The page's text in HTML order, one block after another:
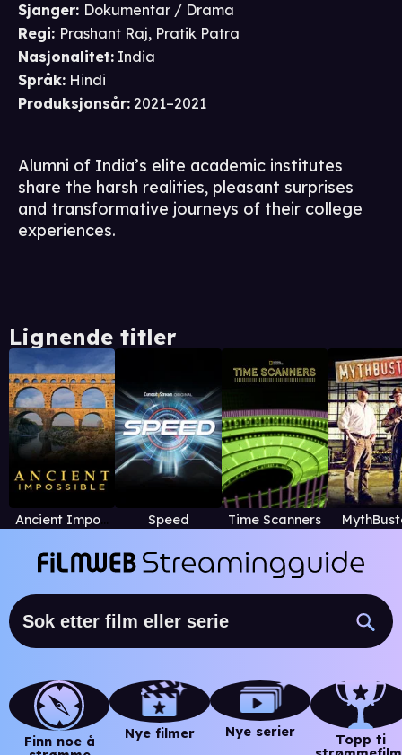
Sjanger: Dokumentar / Drama
Regi: Prashant Raj, Pratik Patra
Nasjonalitet: India
Språk: Hindi
Produksjonsår: 2021–2021
Alumni of India’s elite academic institutes
share the harsh realities, pleasant surprises
and transformative journeys of their college
experiences.
Lignende titler
Ancient Impossible Speed Time Scanners
Finn noe å
Nye filmer Nye serier
Topp ti